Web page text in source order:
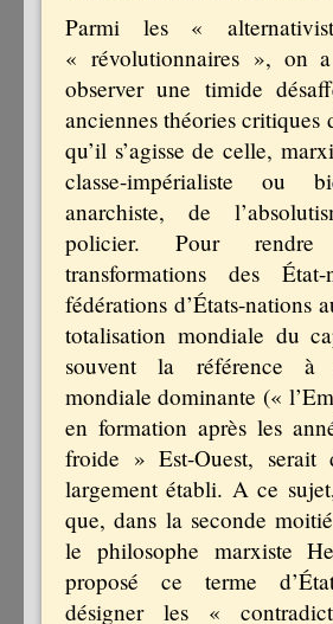
Parmi les «
« révolutionnaires », on
observer une timide
anciennes théories critiques
qu’il s’agisse de celle,
classe-impérialiste ou
anarchiste, de
policier. Pour
transformations des
fédérations d’États-nations
totalisation mondiale du
souvent la référence à
mondiale dominante («
en formation après les
froide » Est-Ouest, serait
largement établi. A ce
que, dans la seconde
le philosophe marxiste
proposé ce terme
désigner les «